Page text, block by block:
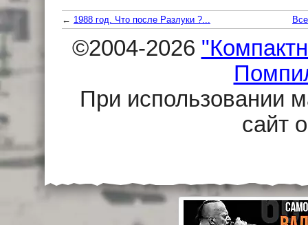
← 1988 год. Что после Разлуки ?...
©2004-2026
При использовании
сайт